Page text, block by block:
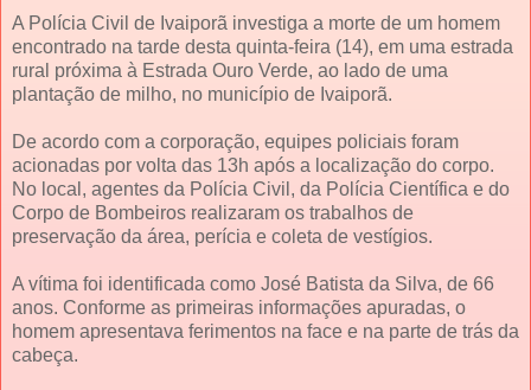
A Polícia Civil de Ivaiporã investiga a morte de um homem
encontrado na tarde desta quinta-feira (14), em uma estrada
rural próxima à Estrada Ouro Verde, ao lado de uma
plantação de milho, no município de Ivaiporã.
De acordo com a corporação, equipes policiais foram
acionadas por volta das 13h após a localização do corpo.
No local, agentes da Polícia Civil, da Polícia Científica e do
Corpo de Bombeiros realizaram os trabalhos de
preservação da área, perícia e coleta de vestígios.
A vítima foi identificada como José Batista da Silva, de 66
anos. Conforme as primeiras informações apuradas, o
homem apresentava ferimentos na face e na parte de trás da
cabeça.